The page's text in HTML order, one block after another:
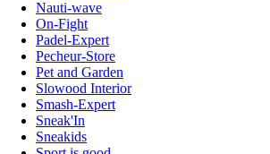
Nauti-wave
On-Fight
Padel-Expert
Pecheur-Store
Pet and Garden
Slowood Interior
Smash-Expert
Sneak'In
Sneakids